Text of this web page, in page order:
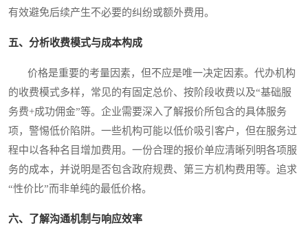
有效避免后续产生不必要的纠纷或额外费用。
五、分析收费模式与成本构成
价格是重要的考量因素，但不应是唯一决定因素。代办机构
的收费模式多样，常见的有固定总价、按阶段收费以及“基础服
务费+成功佣金”等。企业需要深入了解报价所包含的具体服务
项，警惕低价陷阱。一些机构可能以低价吸引客户，但在服务过
程中以各种名目增加费用。一份合理的报价单应清晰列明各项服
务的成本，并说明是否包含政府规费、第三方机构费用等。追求
“性价比”而非单纯的最低价格。
六、了解沟通机制与响应效率